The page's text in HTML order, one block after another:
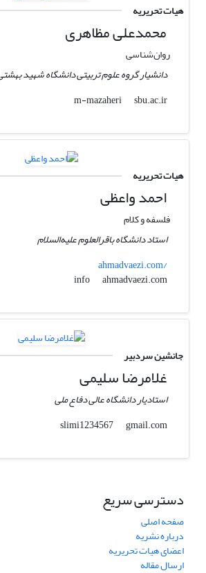
هیات تحریریه
محمدعلی مظاهری
روان‌شناسی
دانشیار گروه علوم تربیتی دانشگاه شهید
m-mazaheri
sbu.ac.ir
هیات تحریریه
احمد واعظی
فلسفه و کلام
استاد دانشگاه باقرالعلوم علیه‌السلام
ahmadvaezi.com/
info
ahmadvaezi.com
جانشین سردبیر
غلامرضا سلیمی
استادیار دانشگاه عالی دفاع ملی
slimi1234567
gmail.com
دسترسی سریع
صفحه اصلی
درباره نشریه
اعضای هیات تحریریه
ارسال مقاله